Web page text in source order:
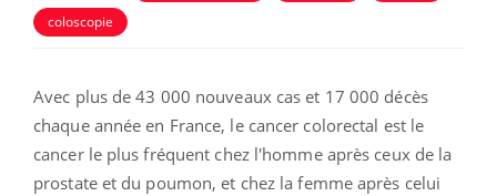
coloscopie
Avec plus de 43 000 nouveaux cas et 17 000 décès
chaque année en France, le cancer colorectal est le
cancer le plus fréquent chez l'homme après ceux de la
prostate et du poumon, et chez la femme après celui